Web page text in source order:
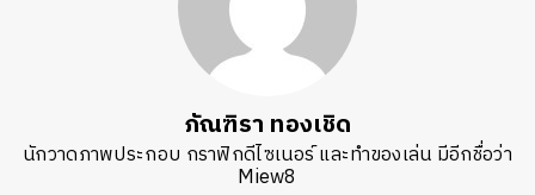
ภัณฑิรา ทองเชิด
นักวาดภาพประกอบ กราฟิกดีไซเนอร์ และทำของเล่น มีอีกชื่อว่า
Miew8